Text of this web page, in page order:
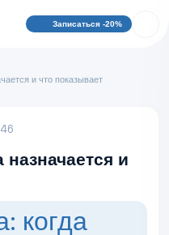
Записаться -20%
и что показывает
и